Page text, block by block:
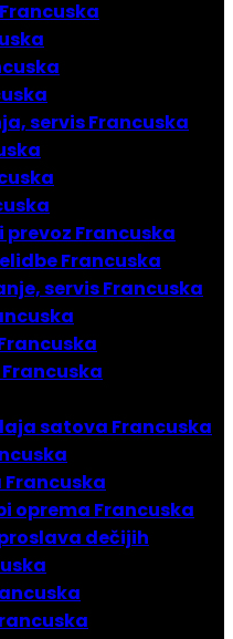
servis Francuska
Francuska
Francuska
servis Francuska
satova Francuska
oprema Francuska
dečijih